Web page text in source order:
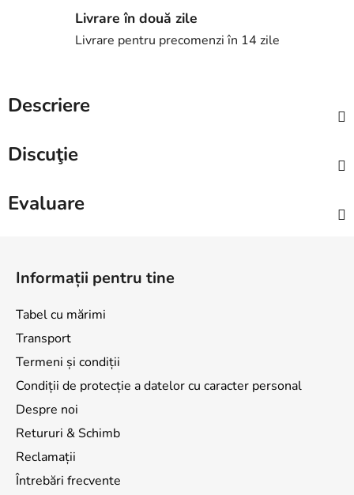
Livrare în două zile
Livrare pentru precomenzi în 14 zile
Descriere
Discuţie
Evaluare
Informații pentru tine
Tabel cu mărimi
Transport
Termeni și condiții
Condiții de protecție a datelor cu caracter personal
Despre noi
Retururi & Schimb
Reclamații
Întrebări frecvente